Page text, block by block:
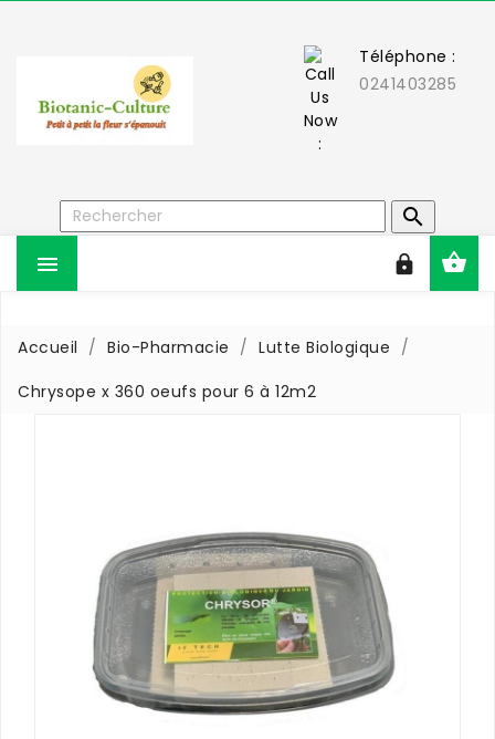
Téléphone :
0241403285



Accueil Bio-Pharmacie
Lutte Biologique
Chrysope x 360 oeufs pour 6 à 12m2